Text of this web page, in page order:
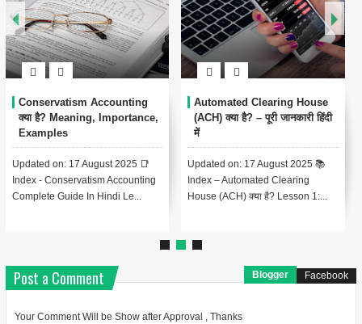
Conservatism Accounting
क्या है? Meaning, Importance,
Examples
Updated on: 17 August 2025 📑
Index - Conservatism Accounting
Complete Guide In Hindi Le...
Automated Clearing House
(ACH) क्या है? – पूरी जानकारी हिंदी
में
Updated on: 17 August 2025 📚
Index – Automated Clearing
House (ACH) क्या है? Lesson 1:...
Post a Comment Blogger Facebook
Your Comment Will be Show after Approval , Thanks